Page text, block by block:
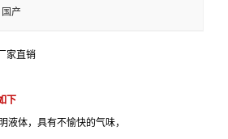
国产
家直销
下
液体，具有不愉快的气味，